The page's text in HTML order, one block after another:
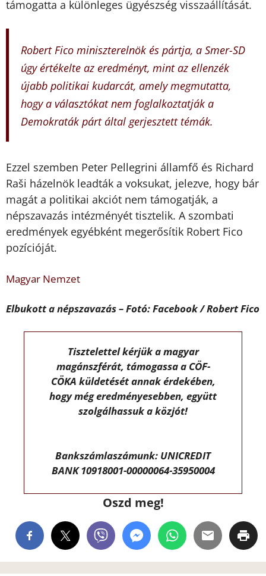
támogatta a különleges ügyészség visszaállítását.
Robert Fico miniszterelnök és pártja, a Smer-SD
úgy értékelte az eredményt, mint az ellenzék
újabb politikai kudarcát, amely megmutatta,
hogy a választókat nem foglalkoztatják a
Demokraták párt által gerjesztett témák.
Ezzel szemben Peter Pellegrini államfő és Richard
Raši házelnök leadták a voksukat, jelezve, hogy bár
magát a politikai akciót nem támogatják, a
népszavazás intézményét tisztelik. A szombati
eredmények egyébként megerősítik Robert Fico
pozícióját.
Magyar Nemzet
Elbukott a népszavazás – Fotó: Facebook / Robert Fico
Tisztelettel kérjük a magyar
magánszférát, támogassa a CÖF-
CÖKA küldetését annak érdekében,
hogy még eredményesebben, együtt
szolgálhassuk a közjót!
Bankszámlaszámunk: UNICREDIT
BANK 10918001-00000064-35950004
Oszd meg!